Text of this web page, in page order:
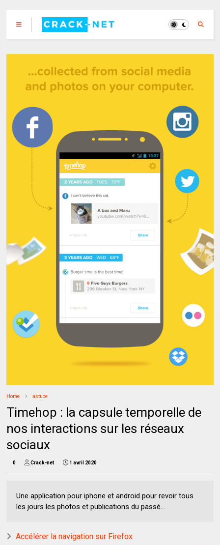
Home astuce
Timehop : la capsule temporelle de
nos interactions sur les réseaux
sociaux
0 Crack-net 1 avril 2020
Une application pour iphone et android pour revoir tous
les jours les photos et publications du passé...
Accélérer la navigation sur Firefox